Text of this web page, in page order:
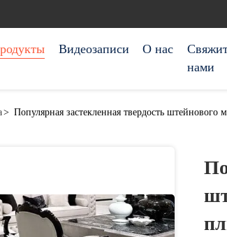
Видеозаписи О нас
нами
> Популярная застекленная твердость